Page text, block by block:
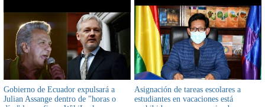
Gobierno de Ecuador expulsará a
Julian Assange dentro de "horas o
Asignación de tareas escolares a
estudiantes en vacaciones está